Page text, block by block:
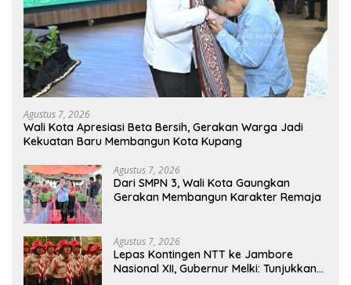
Agustus 7, 2026
Wali Kota Apresiasi Beta Bersih, Gerakan Warga Jadi
Kekuatan Baru Membangun Kota Kupang
Agustus 7, 2026
Dari SMPN 3, Wali Kota Gaungkan
Gerakan Membangun Karakter Remaja
Agustus 7, 2026
Lepas Kontingen NTT ke Jambore
Nasional XII, Gubernur Melki: Tunjukkan